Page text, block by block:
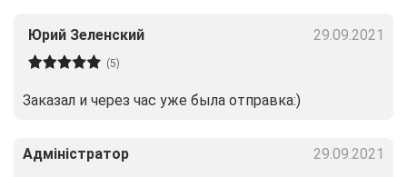
Юрий Зеленский 29.09.2021
(5)
Заказал и через час уже была отправка:)
Адміністратор
29.09.2021